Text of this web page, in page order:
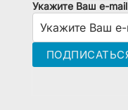
Укажите Ваш e-mail